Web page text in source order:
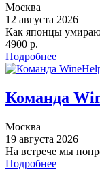
Москва
12 августа 2026
Как японцы
4900 р.
Подробнее
Команда
Москва
19 августа 2026
На встрече мы
Подробнее